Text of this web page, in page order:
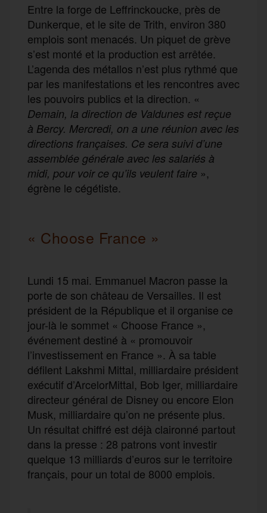
Entre la forge de Leffrinckoucke, près de
Dunkerque, et le site de Trith, environ 380
emplois sont menacés. Un piquet de grève
s’est monté et la production est arrêtée.
L’agenda des métallos n’est plus rythmé que
par les manifestations et les rencontres avec
les pouvoirs publics et la direction. «
Demain, la direction de Valdunes est reçue
à Bercy. Mercredi, on a une réunion avec les
directions françaises. Ce sera suivi d’une
assemblée générale avec les salariés à
midi, pour voir ce qu’ils veulent faire »,
égrène le cégétiste.
« Choose France »
Lundi 15 mai. Emmanuel Macron passe la
porte de son château de Versailles. Il est
président de la République et il organise ce
jour-là le sommet « Choose France »,
événement destiné à « promouvoir
l’investissement en France ». À sa table
défilent Lakshmi Mittal, milliardaire président
exécutif d’ArcelorMittal, Bob Iger, milliardaire
directeur général de Disney ou encore Elon
Musk, milliardaire qu’on ne présente plus.
Un résultat chiffré est déjà claironné partout
dans la presse : 28 patrons vont investir
quelque 13 milliards d’euros sur le territoire
français, pour un total de 8000 emplois.